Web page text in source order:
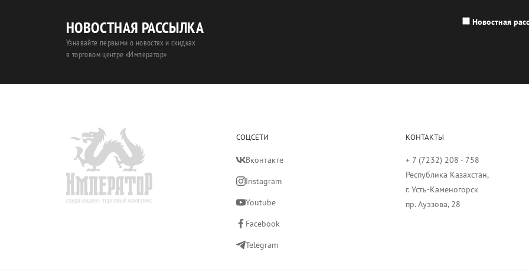
НОВОСТНАЯ РАССЫЛКА
Узнавайте первыми о новостях и скидках
в торговом центре «Император»
Новостная
КОНТАКТЫ
+ 7 (7232) 208 - 758
Республика Казахстан,
г. Усть-Каменогорск
пр. Ауэзова, 28
СОЦСЕТИ
Вконтакте
Instagram
Youtube
Facebook
Telegram